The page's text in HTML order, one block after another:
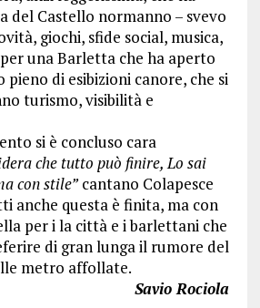
del Castello normanno – svevo
giochi, sfide social, musica,
una Barletta che ha aperto
di esibizioni canore, che si
turismo, visibilità e
si è concluso cara
che tutto può finire, Lo sai
con stile”cantano Colapesce
anche questa è finita, ma con
per i la città e i barlettani che
di gran lunga il rumore del
metro affollate.
Savio Rociola